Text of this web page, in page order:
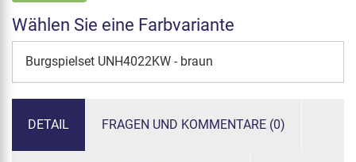
Wählen Sie eine Farbvariante
Burgspielset UNH4022KW - braun
DETAIL FRAGEN UND KOMMENTARE (0)